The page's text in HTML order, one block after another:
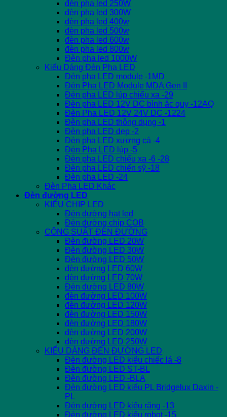
đèn pha led 250W
đèn pha led 300W
đèn pha led 400w
đèn pha led 500w
đèn pha led 600w
đèn pha led 800w
Đèn pha led 1000W
Kiểu Dáng Đèn Pha LED
Đèn pha LED module -1MD
Đèn Pha LED Module MDA Gen II
Đèn pha LED lúp chiếu xa -29
Đèn pha LED 12V DC bình ắc quy -12AQ
Đèn Pha LED 12V 24V DC -1224
Đèn pha LED thông dụng -1
Đèn pha LED dẹp -2
Đèn pha LED xương cá -4
Đèn Pha LED lúp -5
Đèn pha LED chiếu xa -6 -28
Đèn pha LED chiến sỹ -18
Đèn pha LED -24
Đèn Pha LED Khác
Đèn đường LED
KIỂU CHIP LED
Đèn đường hạt led
Đèn đường chip COB
CÔNG SUẤT ĐÈN ĐƯỜNG
Đèn đường LED 20W
Đèn đường LED 30W
Đèn đường LED 50W
đèn đường LED 60W
đèn đường LED 70W
Đèn đường LED 80W
đèn đường LED 100W
đèn đường LED 120W
đèn đường LED 150W
đèn đường LED 180W
đèn đường LED 200W
đèn đường LED 250W
KIỂU DÁNG ĐÈN ĐƯỜNG LED
Đèn đường LED kiểu chiếc lá -8
Đèn đường LED ST-BL
Đèn đường LED -BLA
Đèn đường LED kiểu PL Bridgelux Daxin -
PL
Đèn đường LED kiểu răng -13
Đèn đường LED kiểu robot -15